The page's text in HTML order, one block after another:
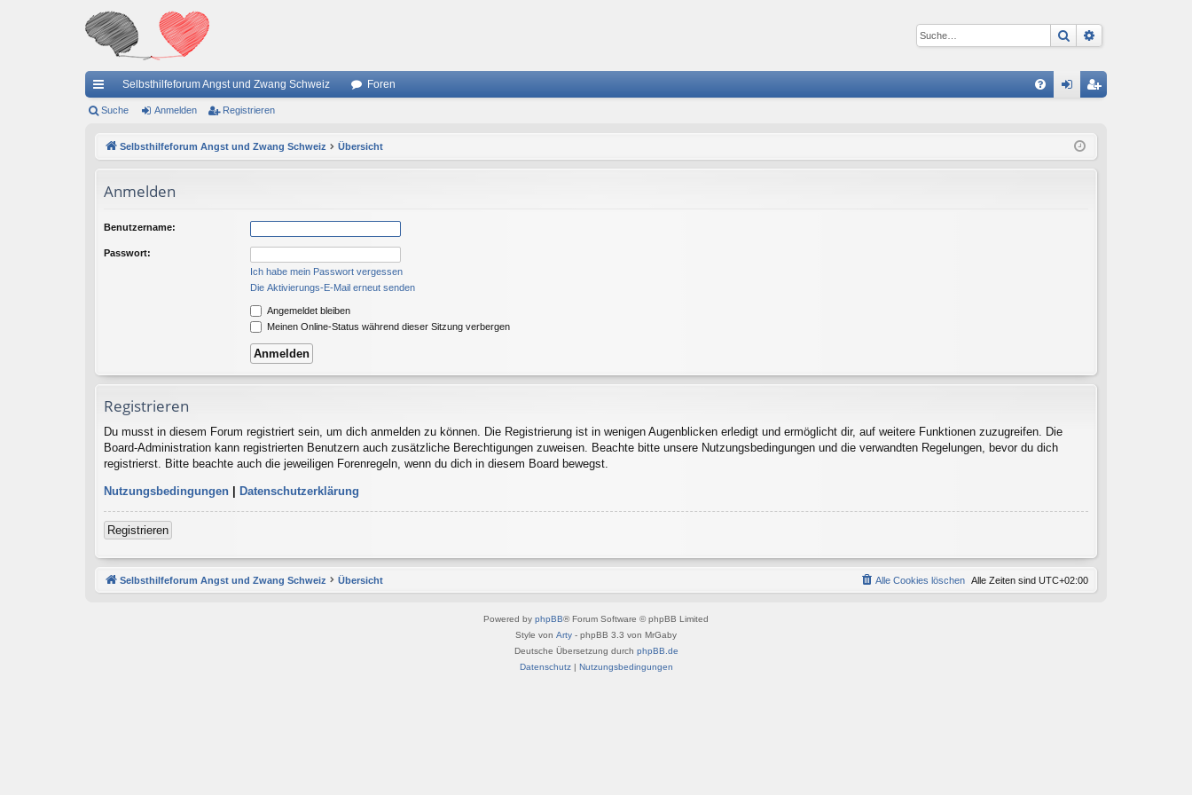
Suche
ch
Selbsthilfeforum Angst und Zwang Schweiz Foren
ist
Suche Anmelden Registrieren
Selbsthilfeforum Angst und Zwang Schweiz Übersicht
Anmelden
Benutzername:
Passwort:
Ich habe mein Passwort vergessen
Die Aktivierungs-E-Mail erneut senden
Angemeldet bleiben
Meinen Online-Status während dieser Sitzung verbergen
Registrieren
Du musst in diesem Forum registriert sein, um dich anmelden zu können. Die Registrierung ist in wenigen Augenblicken erledigt und ermöglicht dir, auf weitere Funktionen zuzugreifen. Die
Board-Administration kann registrierten Benutzern auch zusätzliche Berechtigungen zuweisen. Beachte bitte unsere Nutzungsbedingungen und die verwandten Regelungen, bevor du dich
registrierst. Bitte beachte auch die jeweiligen Forenregeln, wenn du dich in diesem Board bewegst.
Nutzungsbedingungen | Datenschutzerklärung
Registrieren
Selbsthilfeforum Angst und Zwang Schweiz Übersicht Alle Zeiten sind UTC+02:00
Alle Cookies löschen
Powered by phpBB® Forum Software © phpBB Limited
Style von Arty - phpBB 3.3 von MrGaby
Deutsche Übersetzung durch phpBB.de
Datenschutz| Nutzungsbedingungen